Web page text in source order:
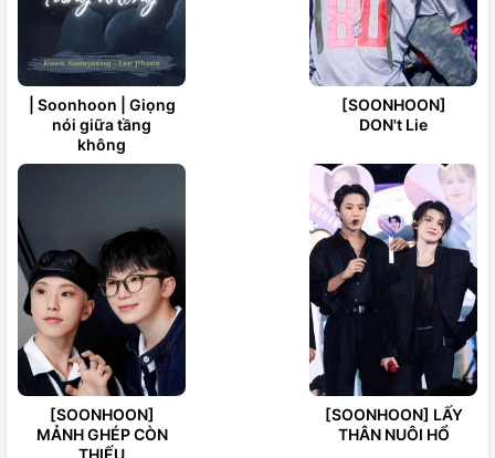
| Soonhoon | Giọng
nói giữa tầng
không
[SOONHOON]
DON't Lie
[SOONHOON]
MẢNH GHÉP CÒN
THIẾU
[SOONHOON] LẤY
THÂN NUÔI HỔ